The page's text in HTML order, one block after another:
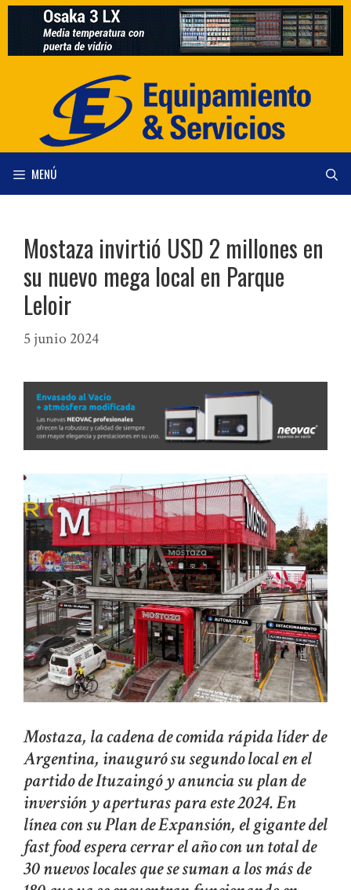
Saltar
contenido
MENÚ
Mostaza invirtió USD 2 millones en
su nuevo mega local en Parque
Leloir
5 junio 2024
Mostaza, la cadena de comida rápida líder de
Argentina, inauguró su segundo local en el
partido de Ituzaingó y anuncia su plan de
inversión y aperturas para este 2024. En
línea con su Plan de Expansión, el gigante del
fast food espera cerrar el año con un total de
30 nuevos locales que se suman a los más de